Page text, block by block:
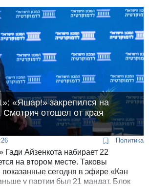
для избирателей.
«Яшар!» закрепился на
Смотрич отошел от края
Политика
Айзенкота набирает 22
на втором месте. Таковы
сегодня в эфире «Кан
у партии был 21 мандат. Блок